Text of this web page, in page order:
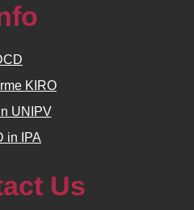
KIRO
UNIPV
in IPA
Us